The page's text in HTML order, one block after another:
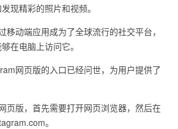
现精彩的照片和视频。
动端应用成为了全球流行的社交平台，
在电脑上访问它。
网页版的入口已经问世，为用户提供了
版，首先需要打开网页浏览器，然后在
。